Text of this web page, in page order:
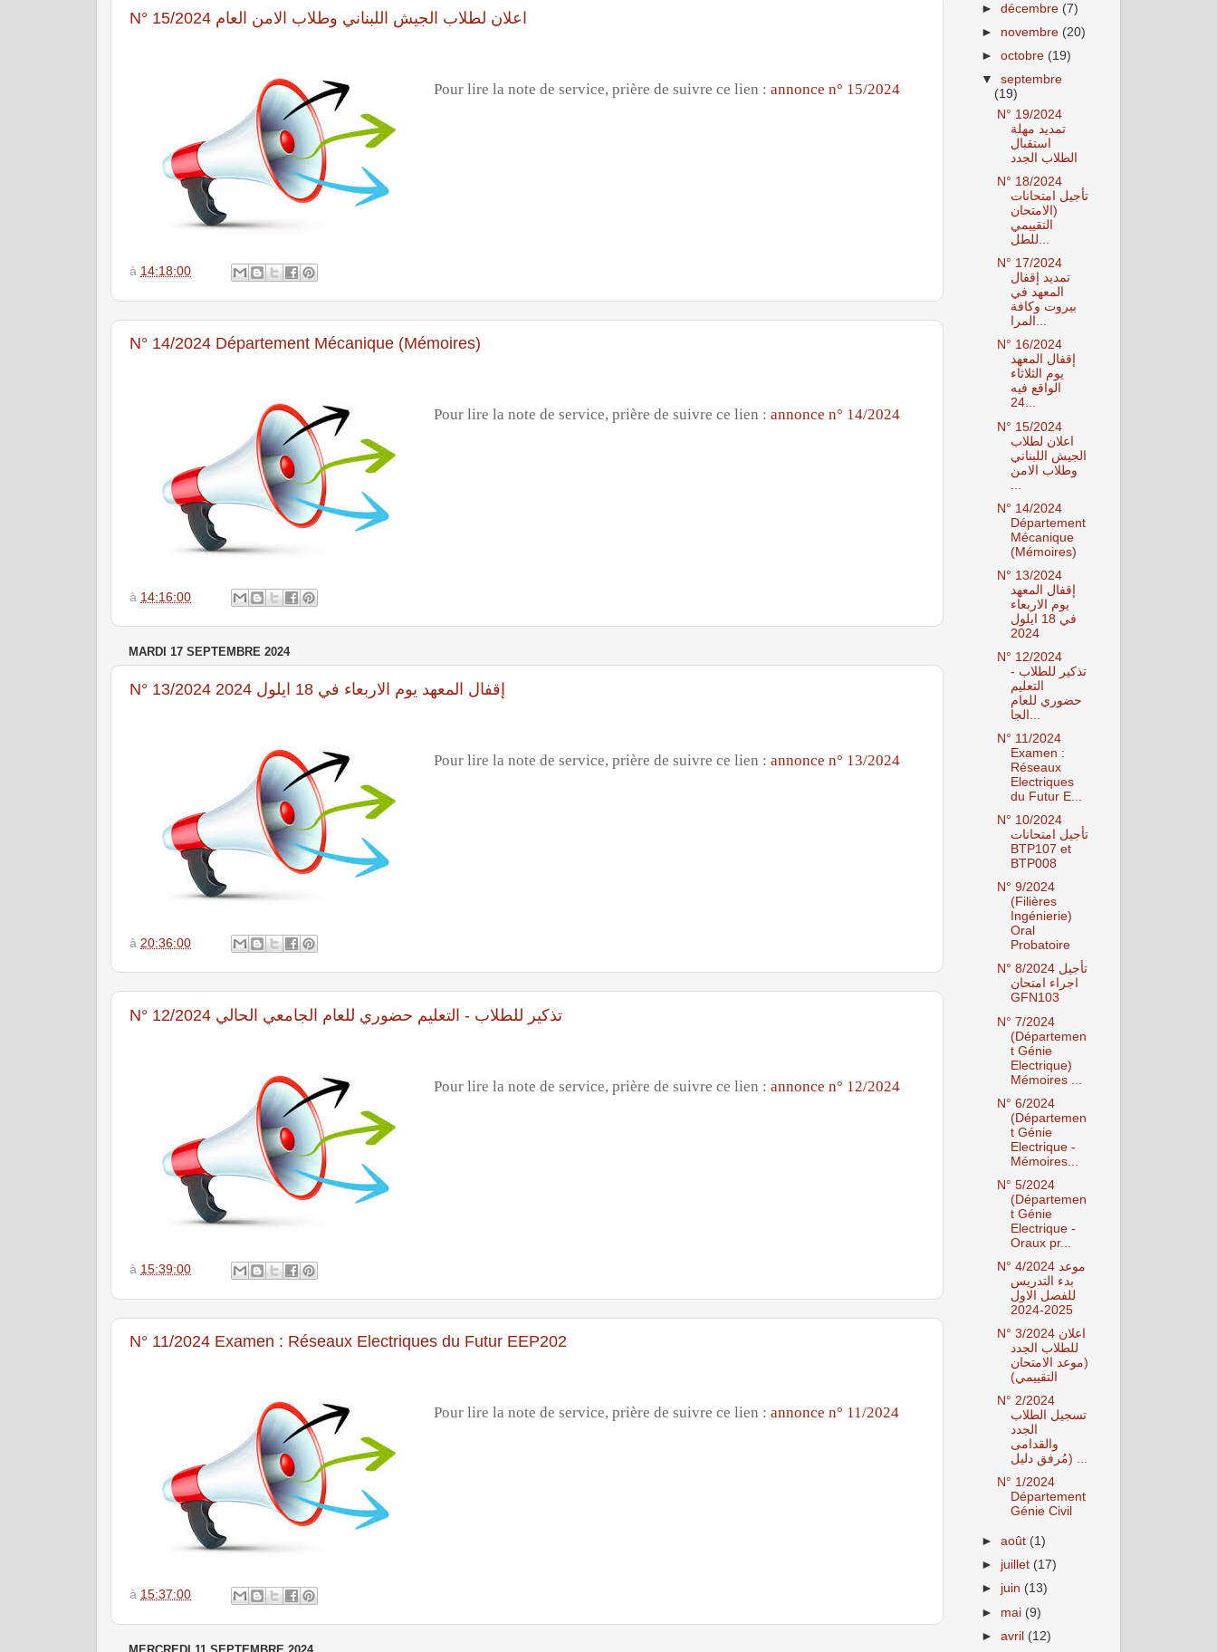
N° 15/2024 اعلان لطلاب الجيش اللبناني وطلاب الامن العام
Pour lire la note de service, prière de suivre ce lien : annonce n° 15/2024
à 14:18:00
N° 14/2024 Département Mécanique (Mémoires)
Pour lire la note de service, prière de suivre ce lien : annonce n° 14/2024
à 14:16:00
MARDI 17 SEPTEMBRE 2024
N° 13/2024 إقفال المعهد يوم الاربعاء في 18 ايلول 2024
Pour lire la note de service, prière de suivre ce lien : annonce n° 13/2024
à 20:36:00
N° 12/2024 تذكير للطلاب - التعليم حضوري للعام الجامعي الحالي
Pour lire la note de service, prière de suivre ce lien : annonce n° 12/2024
à 15:39:00
N° 11/2024 Examen : Réseaux Electriques du Futur EEP202
Pour lire la note de service, prière de suivre ce lien :annonce n° 11/2024
à 15:37:00
►décembre (7)
► novembre (20)
►octobre (19)
▼septembre
(19)
N° 19/2024
تمديد مهلة
استقبال
الطلاب الجدد
N° 18/2024
تأجيل امتحانات
(الامتحان
التقييمي
للطل...
N° 17/2024
تمديد إقفال
المعهد في
بيروت وكافة
المرا...
N° 16/2024
إقفال المعهد
يوم الثلاثاء
الواقع فيه
24...
N° 15/2024
اعلان لطلاب
الجيش اللبناني
وطلاب الامن
N° 14/2024
Département
Mécanique
(Mémoires)
N° 13/2024
إقفال المعهد
يوم الاربعاء
في 18 ايلول
2024
N° 12/2024
تذكير للطلاب -
التعليم
حضوري للعام
N° 11/2024
Examen :
Réseaux
Electriques
du Futur E...
N° 10/2024
تأجيل امتحانات
BTP107 et
BTP008
N° 9/2024
(Filières
Ingénierie)
Oral
Probatoire
N° 8/2024 تأجيل
اجراء امتحان
GFN103
N° 7/2024
(Départemen
t Génie
Electrique)
Mémoires ...
N° 6/2024
(Départemen
t Génie
Electrique -
Mémoires...
N° 5/2024
(Départemen
t Génie
Electrique -
Oraux pr...
N° 4/2024 موعد
بدء التدريس
للفصل الاول
2025-2024
N° 3/2024 اعلان
للطلاب الجدد
(موعد الامتحان
التقييمي)
N° 2/2024
تسجيل الطلاب
الجدد
والقدامى
(مُرفق دليل ...
N° 1/2024
Département
Génie Civil
►août (1)
► juillet (17)
► juin (13)
► mai (9)
►avril (12)